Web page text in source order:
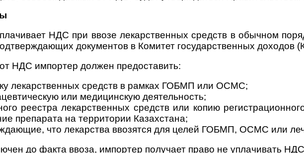
НДС при ввозе лекарственных средств в обычном
документов в Комитет государственных доходов
НДС импортер должен предоставить:
лекарственных средств в рамках ГОБМП или ОСМС;
или медицинскую деятельность;
реестра лекарственных средств или копию
препарата на территории Казахстана;
что лекарства ввозятся для целей ГОБМП, ОСМС или
до факта ввоза, импортер получает право не уплачивать